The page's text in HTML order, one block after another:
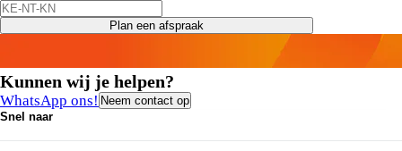
Plan een afspraak
Kunnen wij je helpen?
WhatsApp ons! Neem contact op
Snel naar